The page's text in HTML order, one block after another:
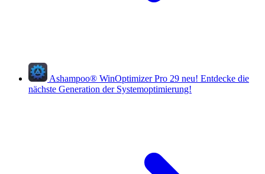
Ashampoo® WinOptimizer Pro 29 neu! Entdecke die
nächste Generation der Systemoptimierung!